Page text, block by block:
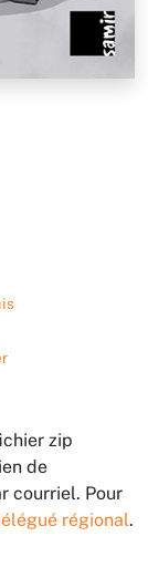
zip
de
courriel. Pour
régional.